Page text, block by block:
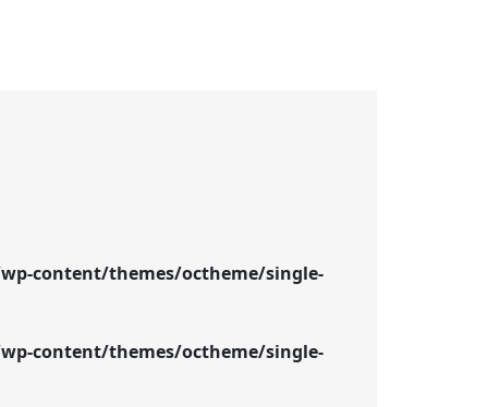
content/themes/octheme/single-
content/themes/octheme/single-